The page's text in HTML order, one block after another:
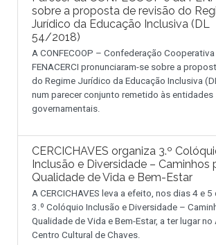
sobre a proposta de revisão do
Jurídico da Educação Inclusiva (DL
54/2018)
A CONFECOOP – Confederação
FENACERCI pronunciaram-se sobre a
do Regime Jurídico da Educação Inclusiva
num parecer conjunto remetido às entidades
governamentais.
CERCICHAVES organiza 3.º
Inclusão e Diversidade – Caminhos
Qualidade de Vida e Bem-Estar
A CERCICHAVES leva a efeito, nos dias 4 e
3.º Colóquio Inclusão e Diversidade –
Qualidade de Vida e Bem-Estar, a ter lugar
Centro Cultural de Chaves.